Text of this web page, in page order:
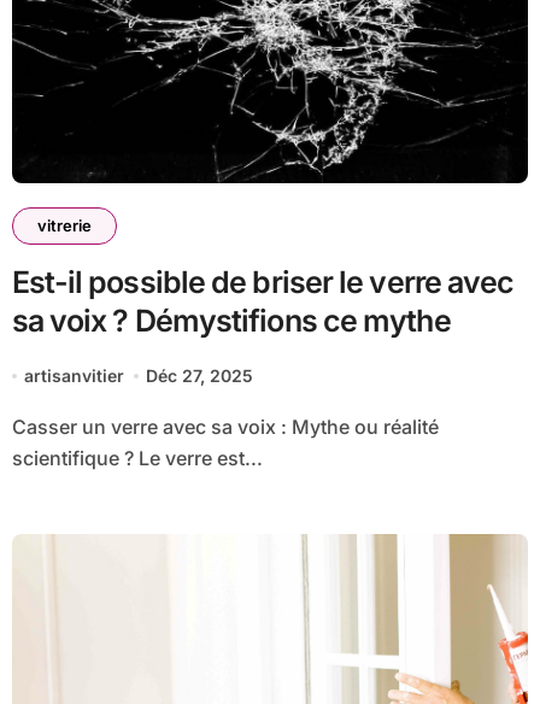
vitrerie
Est-il possible de briser le verre avec
sa voix ? Démystifions ce mythe
artisanvitier Déc 27, 2025
Casser un verre avec sa voix : Mythe ou réalité
scientifique ? Le verre est...